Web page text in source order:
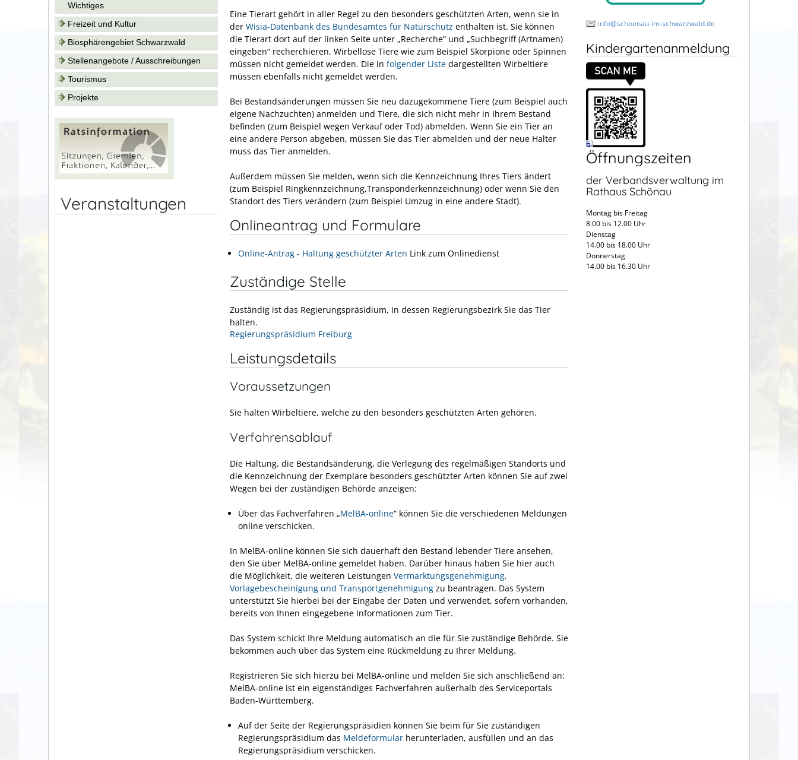
Wichtiges
Freizeit und Kultur
Biosphärengebiet Schwarzwald
Stellenangebote / Ausschreibungen
Tourismus
Projekte
Veranstaltungen
Eine Tierart gehört in aller Regel zu den besonders geschützten Arten, wenn sie in
der Wisia-Datenbank des Bundesamtes für Naturschutz enthalten ist. Sie können
die Tierart dort auf der linken Seite unter „Recherche“ und „Suchbegriff (Artnamen)
eingeben“ recherchieren. Wirbellose Tiere wie zum Beispiel Skorpione oder Spinnen
müssen nicht gemeldet werden. Die in folgender Liste dargestellten Wirbeltiere
müssen ebenfalls nicht gemeldet werden.
Bei Bestandsänderungen müssen Sie neu dazugekommene Tiere (zum Beispiel auch
eigene Nachzuchten) anmelden und Tiere, die sich nicht mehr in Ihrem Bestand
befinden (zum Beispiel wegen Verkauf oder Tod) abmelden. Wenn Sie ein Tier an
eine andere Person abgeben, müssen Sie das Tier abmelden und der neue Halter
muss das Tier anmelden.
Außerdem müssen Sie melden, wenn sich die Kennzeichnung Ihres Tiers ändert
(zum Beispiel Ringkennzeichnung,Transponderkennzeichnung) oder wenn Sie den
Standort des Tiers verändern (zum Beispiel Umzug in eine andere Stadt).
Onlineantrag und Formulare
Online-Antrag - Haltung geschützter Arten Link zum Onlinedienst
Zuständige Stelle
Zuständig ist das Regierungspräsidium, in dessen Regierungsbezirk Sie das Tier
halten.
Regierungspräsidium Freiburg
Leistungsdetails
Voraussetzungen
Sie halten Wirbeltiere, welche zu den besonders geschützten Arten gehören.
Verfahrensablauf
Die Haltung, die Bestandsänderung, die Verlegung des regelmäßigen Standorts und
die Kennzeichnung der Exemplare besonders geschützter Arten können Sie auf zwei
Wegen bei der zuständigen Behörde anzeigen:
Über das Fachverfahren „MelBA-online“ können Sie die verschiedenen Meldungen
online verschicken.
In MelBA-online können Sie sich dauerhaft den Bestand lebender Tiere ansehen,
den Sie über MelBA-online gemeldet haben. Darüber hinaus haben Sie hier auch
die Möglichkeit, die weiteren Leistungen Vermarktungsgenehmigung,
Vorlagebescheinigung und Transportgenehmigung zu beantragen. Das System
unterstützt Sie hierbei bei der Eingabe der Daten und verwendet, sofern vorhanden,
bereits von Ihnen eingegebene Informationen zum Tier.
Das System schickt Ihre Meldung automatisch an die für Sie zuständige Behörde. Sie
bekommen auch über das System eine Rückmeldung zu Ihrer Meldung.
Registrieren Sie sich hierzu bei MelBA-online und melden Sie sich anschließend an:
MelBA-online ist ein eigenständiges Fachverfahren außerhalb des Serviceportals
Baden-Württemberg.
Auf der Seite der Regierungspräsidien können Sie beim für Sie zuständigen
Regierungspräsidium das Meldeformular herunterladen, ausfüllen und an das
Regierungspräsidium verschicken.
info@schoenau-im-schwarzwald.de
Kindergartenanmeldung
Öffnungszeiten
der Verbandsverwaltung im
Rathaus Schönau
Montag bis Freitag
8.00 bis 12.00 Uhr
Dienstag
14.00 bis 18.00 Uhr
Donnerstag
14.00 bis 16.30 Uhr